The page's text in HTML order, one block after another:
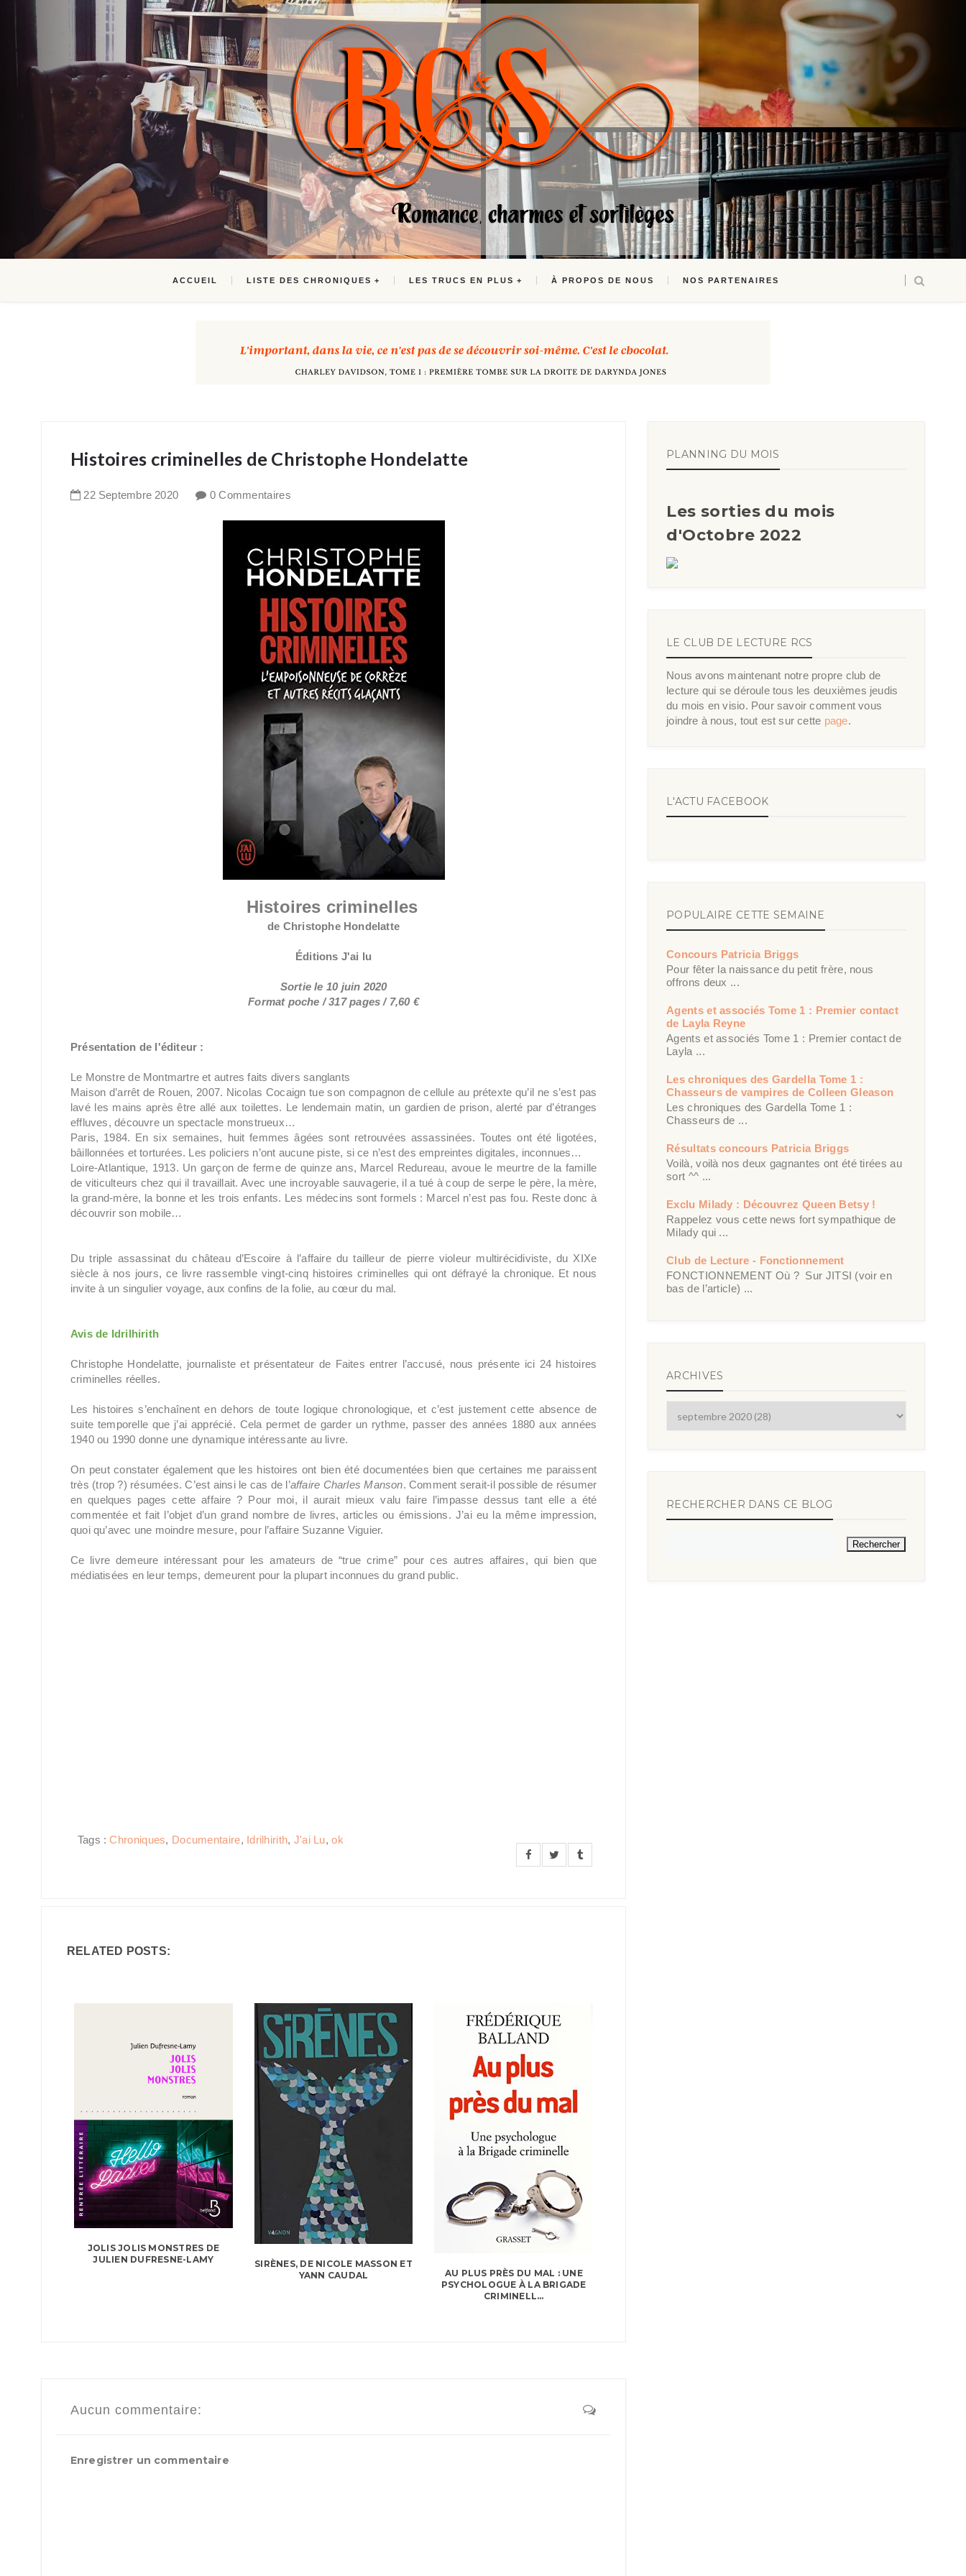
ACCUEIL LISTE DES CHRONIQUES LES TRUCS EN PLUS À PROPOS DE NOUS NOS PARTENAIRES
Histoires criminelles de Christophe Hondelatte
22 Septembre 2020 0 Commentaires
Histoires criminelles
de Christophe Hondelatte
Éditions J'ai lu
Sortie le 10 juin 2020
Format poche / 317 pages / 7,60 €
Présentation de l'éditeur :
Le Monstre de Montmartre et autres faits divers sanglants
Maison d’arrêt de Rouen, 2007. Nicolas Cocaign tue son compagnon de cellule au prétexte qu’il ne s’est pas
lavé les mains après être allé aux toilettes. Le lendemain matin, un gardien de prison, alerté par d’étranges
effluves, découvre un spectacle monstrueux…
Paris, 1984. En six semaines, huit femmes âgées sont retrouvées assassinées. Toutes ont été ligotées,
bâillonnées et torturées. Les policiers n’ont aucune piste, si ce n’est des empreintes digitales, inconnues…
Loire-Atlantique, 1913. Un garçon de ferme de quinze ans, Marcel Redureau, avoue le meurtre de la famille
de viticulteurs chez qui il travaillait. Avec une incroyable sauvagerie, il a tué à coup de serpe le père, la mère,
la grand-mère, la bonne et les trois enfants. Les médecins sont formels : Marcel n’est pas fou. Reste donc à
découvrir son mobile…
Du triple assassinat du château d’Escoire à l’affaire du tailleur de pierre violeur multirécidiviste, du XIXe
siècle à nos jours, ce livre rassemble vingt-cinq histoires criminelles qui ont défrayé la chronique. Et nous
invite à un singulier voyage, aux confins de la folie, au cœur du mal.
Avis de Idrilhirith
Christophe Hondelatte, journaliste et présentateur de Faites entrer l’accusé, nous présente ici 24 histoires
criminelles réelles.
Les histoires s’enchaînent en dehors de toute logique chronologique, et c’est justement cette absence de
suite temporelle que j’ai apprécié. Cela permet de garder un rythme, passer des années 1880 aux années
1940 ou 1990 donne une dynamique intéressante au livre.
On peut constater également que les histoires ont bien été documentées bien que certaines me paraissent
très (trop ?) résumées. C’est ainsi le cas de l’affaire Charles Manson. Comment serait-il possible de résumer
en quelques pages cette affaire ? Pour moi, il aurait mieux valu faire l’impasse dessus tant elle a été
commentée et fait l’objet d’un grand nombre de livres, articles ou émissions. J’ai eu la même impression,
quoi qu’avec une moindre mesure, pour l’affaire Suzanne Viguier.
Ce livre demeure intéressant pour les amateurs de “true crime” pour ces autres affaires, qui bien que
médiatisées en leur temps, demeurent pour la plupart inconnues du grand public.
Tags :Chroniques, Documentaire, Idrilhirith, J'ai Lu,ok
RELATED POSTS:
JOLIS JOLIS MONSTRES DE
JULIEN DUFRESNE-LAMY
SIRÈNES, DE NICOLE MASSON ET
YANN CAUDAL
AU PLUS PRÈS DU MAL : UNE
PSYCHOLOGUE À LA BRIGADE
CRIMINELL...
Aucun commentaire:
Enregistrer un commentaire
PLANNING DU MOIS
Les sorties du mois
d'Octobre 2022
LE CLUB DE LECTURE RCS
Nous avons maintenant notre propre club de
lecture qui se déroule tous les deuxièmes jeudis
du mois en visio. Pour savoir comment vous
joindre à nous, tout est sur cette page.
L'ACTU FACEBOOK
POPULAIRE CETTE SEMAINE
Concours Patricia Briggs
Pour fêter la naissance du petit frère, nous
offrons deux ...
Agents et associés Tome 1 : Premier contact
de Layla Reyne
Agents et associés Tome 1 : Premier contact de
Layla ...
Les chroniques des Gardella Tome 1 :
Chasseurs de vampires de Colleen Gleason
Les chroniques des Gardella Tome 1 :
Chasseurs de ...
Résultats concours Patricia Briggs
Voilà, voilà nos deux gagnantes ont été tirées au
sort ^^ ...
Exclu Milady : Découvrez Queen Betsy !
Rappelez vous cette news fort sympathique de
Milady qui ...
Club de Lecture - Fonctionnement
FONCTIONNEMENT Où ? Sur JITSI (voir en
bas de l’article) ...
ARCHIVES
RECHERCHER DANS CE BLOG